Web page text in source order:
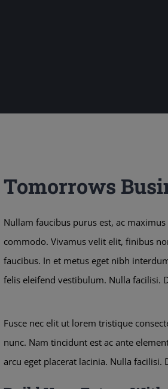
Tomorrows
Nullam faucibus purus est, ac
commodo. Vivamus velit elit, finibus
faucibus. In et metus eget nibh
felis eleifend vestibulum. Nulla facilisi.
Fusce nec elit ut lorem tristique
nunc. Nam tincidunt est ac ante
arcu eget placerat lacinia. Nulla